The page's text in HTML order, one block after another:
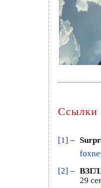
Ссылки
[1] –
[2] –
29